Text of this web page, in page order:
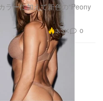
ラーに加えて新色の“Peony
3.3K 0